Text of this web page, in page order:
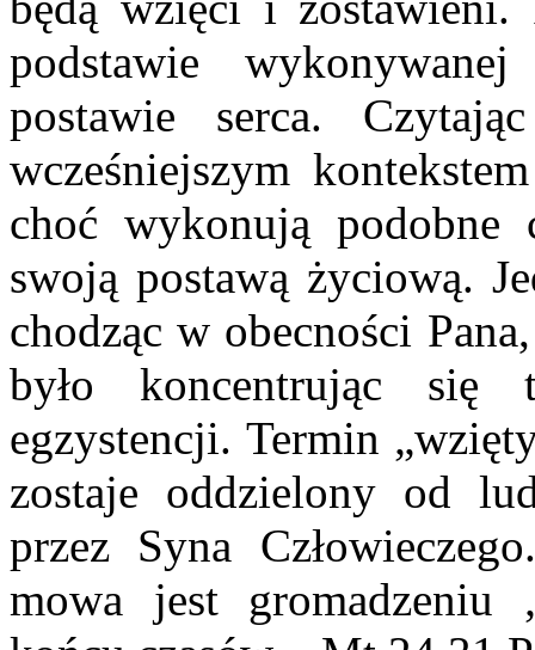
podstawie
postawie serca.
wcześniejszym
choć wykonują podobne
swoją postawą życiową.
chodząc w obecności
było koncentrując się
egzystencji. Termin
zostaje oddzielony od
przez Syna
mowa jest gromadzeniu